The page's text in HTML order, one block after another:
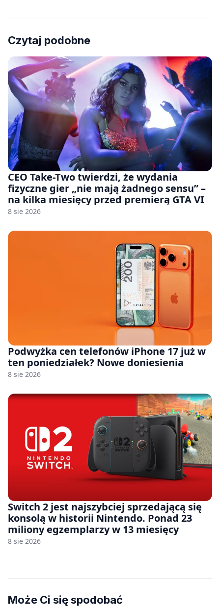
Czytaj podobne
CEO Take-Two twierdzi, że wydania
fizyczne gier „nie mają żadnego sensu” –
na kilka miesięcy przed premierą GTA VI
8 sie 2026
Podwyżka cen telefonów iPhone 17 już w
ten poniedziałek? Nowe doniesienia
8 sie 2026
Switch 2 jest najszybciej sprzedającą się
konsolą w historii Nintendo. Ponad 23
miliony egzemplarzy w 13 miesięcy
8 sie 2026
Może Ci się spodobać